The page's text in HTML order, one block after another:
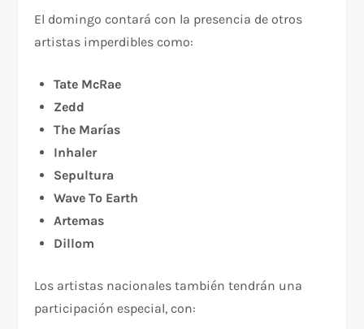
El domingo contará con la presencia de otros
artistas imperdibles como:
Tate McRae
Zedd
The Marías
Inhaler
Sepultura
Wave To Earth
Artemas
Dillom
Los artistas nacionales también tendrán una
participación especial, con: